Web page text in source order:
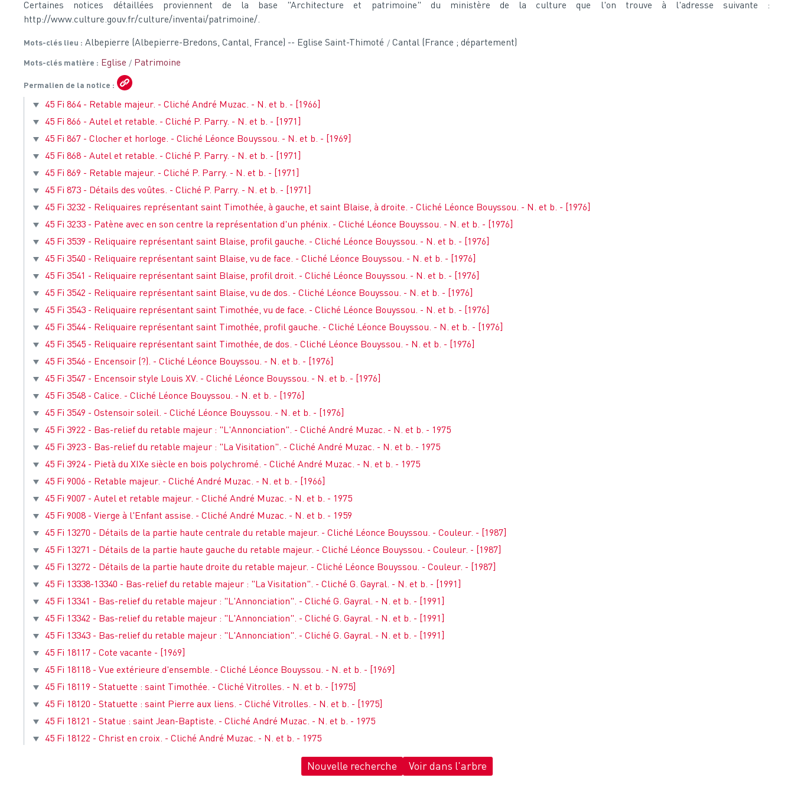
Certaines notices détaillées proviennent de la base "Architecture et patrimoine" du ministère de la culture que l'on trouve à l'adresse suivante :
http://www.culture.gouv.fr/culture/inventai/patrimoine/.
Mots-clés lieu Albepierre (Albepierre-Bredons, Cantal, France) -- Eglise Saint-Thimoté Cantal (France ; département)
Mots-clés matière Eglise Patrimoine
Permalien de la notice
45 Fi 864 - Retable majeur. - Cliché André Muzac. - N. et b. - [1966]
45 Fi 866 - Autel et retable. - Cliché P. Parry. - N. et b. - [1971]
45 Fi 867 - Clocher et horloge. - Cliché Léonce Bouyssou. - N. et b. - [1969]
45 Fi 868 - Autel et retable. - Cliché P. Parry. - N. et b. - [1971]
45 Fi 869 - Retable majeur. - Cliché P. Parry. - N. et b. - [1971]
45 Fi 873 - Détails des voûtes. - Cliché P. Parry. - N. et b. - [1971]
45 Fi 3232 - Reliquaires représentant saint Timothée, à gauche, et saint Blaise, à droite. - Cliché Léonce Bouyssou. - N. et b. - [1976]
45 Fi 3233 - Patène avec en son centre la représentation d'un phénix. - Cliché Léonce Bouyssou. - N. et b. - [1976]
45 Fi 3539 - Reliquaire représentant saint Blaise, profil gauche. - Cliché Léonce Bouyssou. - N. et b. - [1976]
45 Fi 3540 - Reliquaire représentant saint Blaise, vu de face. - Cliché Léonce Bouyssou. - N. et b. - [1976]
45 Fi 3541 - Reliquaire représentant saint Blaise, profil droit. - Cliché Léonce Bouyssou. - N. et b. - [1976]
45 Fi 3542 - Reliquaire représentant saint Blaise, vu de dos. - Cliché Léonce Bouyssou. - N. et b. - [1976]
45 Fi 3543 - Reliquaire représentant saint Timothée, vu de face. - Cliché Léonce Bouyssou. - N. et b. - [1976]
45 Fi 3544 - Reliquaire représentant saint Timothée, profil gauche. - Cliché Léonce Bouyssou. - N. et b. - [1976]
45 Fi 3545 - Reliquaire représentant saint Timothée, de dos. - Cliché Léonce Bouyssou. - N. et b. - [1976]
45 Fi 3546 - Encensoir (?). - Cliché Léonce Bouyssou. - N. et b. - [1976]
45 Fi 3547 - Encensoir style Louis XV. - Cliché Léonce Bouyssou. - N. et b. - [1976]
45 Fi 3548 - Calice. - Cliché Léonce Bouyssou. - N. et b. - [1976]
45 Fi 3549 - Ostensoir soleil. - Cliché Léonce Bouyssou. - N. et b. - [1976]
45 Fi 3922 - Bas-relief du retable majeur : "L'Annonciation". - Cliché André Muzac. - N. et b. - 1975
45 Fi 3923 - Bas-relief du retable majeur : "La Visitation". - Cliché André Muzac. - N. et b. - 1975
45 Fi 3924 - Pietà du XIXe siècle en bois polychromé. - Cliché André Muzac. - N. et b. - 1975
45 Fi 9006 - Retable majeur. - Cliché André Muzac. - N. et b. - [1966]
45 Fi 9007 - Autel et retable majeur. - Cliché André Muzac. - N. et b. - 1975
45 Fi 9008 - Vierge à l'Enfant assise. - Cliché André Muzac. - N. et b. - 1959
45 Fi 13270 - Détails de la partie haute centrale du retable majeur. - Cliché Léonce Bouyssou. - Couleur. - [1987]
45 Fi 13271 - Détails de la partie haute gauche du retable majeur. - Cliché Léonce Bouyssou. - Couleur. - [1987]
45 Fi 13272 - Détails de la partie haute droite du retable majeur. - Cliché Léonce Bouyssou. - Couleur. - [1987]
45 Fi 13338-13340 - Bas-relief du retable majeur : "La Visitation". - Cliché G. Gayral. - N. et b. - [1991]
45 Fi 13341 - Bas-relief du retable majeur : "L'Annonciation". - Cliché G. Gayral. - N. et b. - [1991]
45 Fi 13342 - Bas-relief du retable majeur : "L'Annonciation". - Cliché G. Gayral. - N. et b. - [1991]
45 Fi 13343 - Bas-relief du retable majeur : "L'Annonciation". - Cliché G. Gayral. - N. et b. - [1991]
45 Fi 18117 - Cote vacante - [1969]
45 Fi 18118 - Vue extérieure d'ensemble. - Cliché Léonce Bouyssou. - N. et b. - [1969]
45 Fi 18119 - Statuette : saint Timothée. - Cliché Vitrolles. - N. et b. - [1975]
45 Fi 18120 - Statuette : saint Pierre aux liens. - Cliché Vitrolles. - N. et b. - [1975]
45 Fi 18121 - Statue : saint Jean-Baptiste. - Cliché André Muzac. - N. et b. - 1975
45 Fi 18122 - Christ en croix. - Cliché André Muzac. - N. et b. - 1975
Nouvelle recherche Voir dans l'arbre